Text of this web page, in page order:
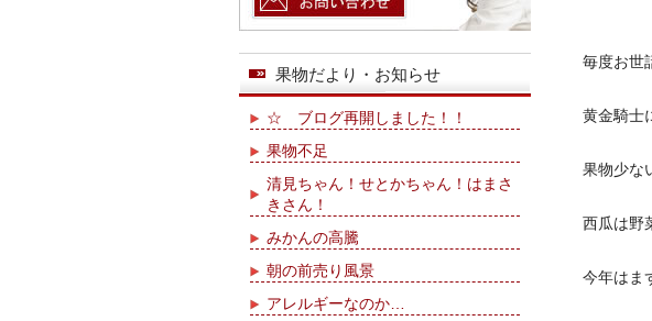
毎度お世
黄金騎士
果物少な
西瓜は野
今年はま
果物だより・お知らせ
☆ ブログ再開しました！！
果物不足
清見ちゃん！せとかちゃん！はまさ
きさん！
みかんの高騰
朝の前売り風景
アレルギーなのか…